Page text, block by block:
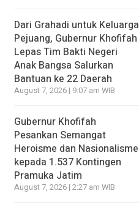
Dari Grahadi untuk Keluarga
Pejuang, Gubernur Khofifah
Lepas Tim Bakti Negeri
Anak Bangsa Salurkan
Bantuan ke 22 Daerah
August 7, 2026 | 9:07 am WIB
Gubernur Khofifah
Pesankan Semangat
Heroisme dan Nasionalisme
kepada 1.537 Kontingen
Pramuka Jatim
August 7, 2026 | 2:27 am WIB